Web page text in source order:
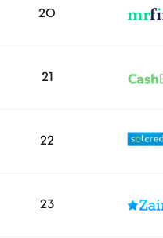
20
21
22
23